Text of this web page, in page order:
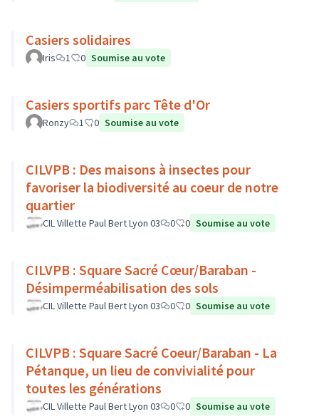
Casiers solidaires
Iris 1 0 Soumise au vote
Casiers sportifs parc Tête d'Or
Ronzy 1 0 Soumise au vote
CILVPB : Des maisons à insectes pour
favoriser la biodiversité au coeur de notre
quartier
CIL Villette Paul Bert Lyon 03 0 0 Soumise au vote
CILVPB : Square Sacré Cœur/Baraban -
Désimperméabilisation des sols
CIL Villette Paul Bert Lyon 03 0 0 Soumise au vote
CILVPB : Square Sacré Coeur/Baraban - La
Pétanque, un lieu de convivialité pour
toutes les générations
CIL Villette Paul Bert Lyon 03 0 0 Soumise au vote